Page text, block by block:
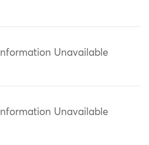
Information Unavailable
Information Unavailable